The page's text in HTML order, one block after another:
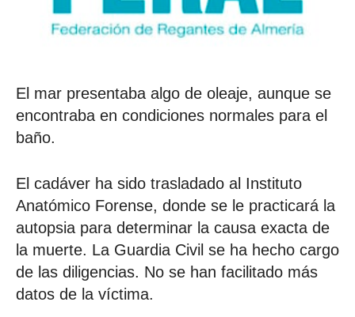
El mar presentaba algo de oleaje, aunque se
encontraba en condiciones normales para el
baño.
El cadáver ha sido trasladado al Instituto
Anatómico Forense, donde se le practicará la
autopsia para determinar la causa exacta de
la muerte. La Guardia Civil se ha hecho cargo
de las diligencias. No se han facilitado más
datos de la víctima.